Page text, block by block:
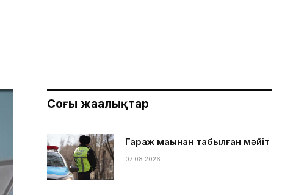
Соңғы жаңалықтар
Гараж маңынан табылған мәйіт
07.08.2026